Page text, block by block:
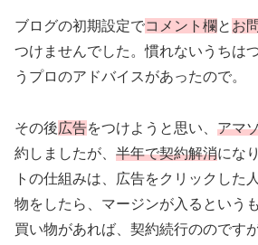
ブログの初期設定でコメント欄と お
つけませんでした。慣れないうちは
うプロのアドバイスがあったので。
その後広告をつけようと思い、 アマ
約しましたが、 半年で契約解消にな
トの仕組みは、広告をクリックした
物をしたら、マージンが入るという
買い物があれば、契約続行ののです